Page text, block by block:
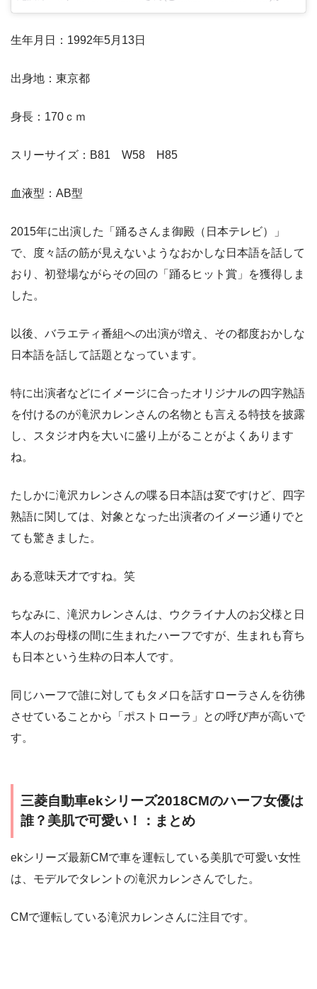
生年月日：1992年5月13日
出身地：東京都
身長：170ｃｍ
スリーサイズ：B81 W58 H85
血液型：AB型
2015年に出演した「踊るさんま御殿（日本テレビ）」
で、度々話の筋が見えないようなおかしな日本語を話して
おり、初登場ながらその回の「踊るヒット賞」を獲得しま
した。
以後、バラエティ番組への出演が増え、その都度おかしな
日本語を話して話題となっています。
特に出演者などにイメージに合ったオリジナルの四字熟語
を付けるのが滝沢カレンさんの名物とも言える特技を披露
し、スタジオ内を大いに盛り上がることがよくあります
ね。
たしかに滝沢カレンさんの喋る日本語は変ですけど、四字
熟語に関しては、対象となった出演者のイメージ通りでと
ても驚きました。
ある意味天才ですね。笑
ちなみに、滝沢カレンさんは、ウクライナ人のお父様と日
本人のお母様の間に生まれたハーフですが、生まれも育ち
も日本という生粋の日本人です。
同じハーフで誰に対してもタメ口を話すローラさんを彷彿
させていることから「ポストローラ」との呼び声が高いで
す。
三菱自動車ekシリーズ2018CMのハーフ女優は
誰？美肌で可愛い！：まとめ
ekシリーズ最新CMで車を運転している美肌で可愛い女性
は、モデルでタレントの滝沢カレンさんでした。
CMで運転している滝沢カレンさんに注目です。